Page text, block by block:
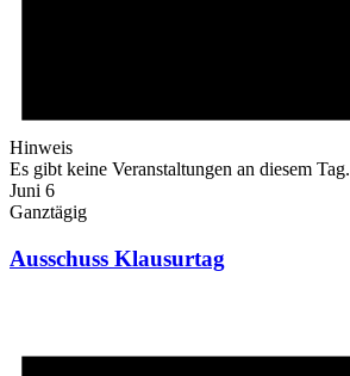
Hinweis
Es gibt keine Veranstaltungen an diesem Tag.
Juni 6
Ganztägig
Ausschuss Klausurtag